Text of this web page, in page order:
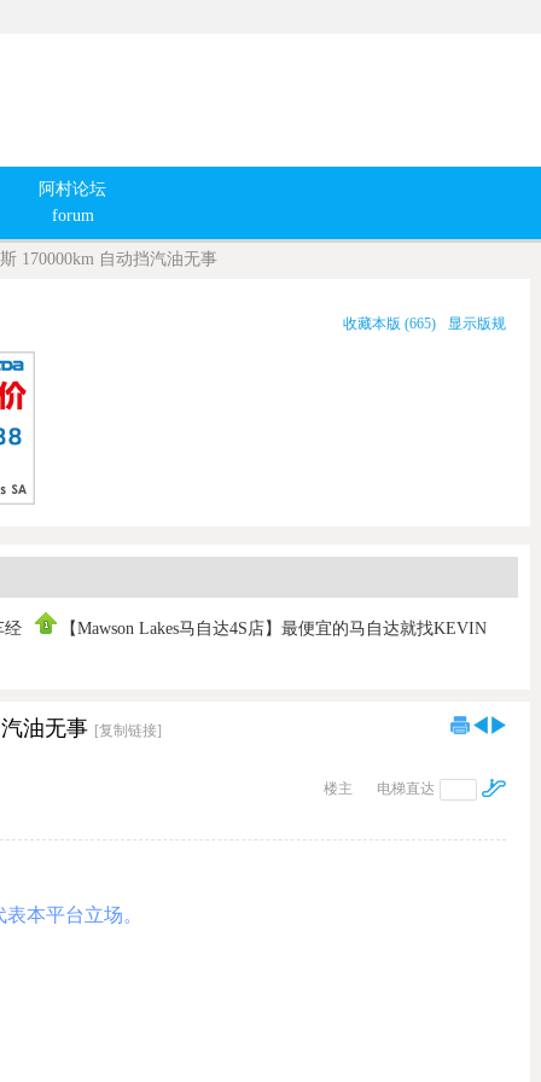
阿村论坛
forum
170000km 自动挡汽油无事
显示版规
收藏本版 (665)
经 【Mawson Lakes马自达4S店】最便宜的马自达就找KEVIN
油无事 [复制链接]
电梯直达
楼主
本平台立场。